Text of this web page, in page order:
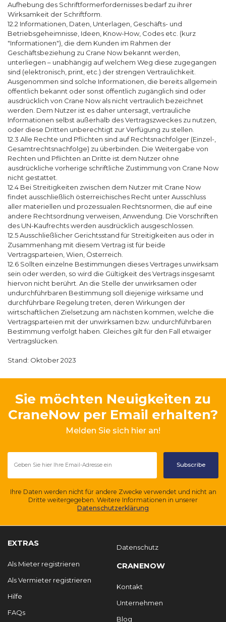
Aufhebung des Schriftformerfordernisses bedarf zu ihrer
Wirksamkeit der Schriftform.
12.2 Informationen, Daten, Unterlagen, Geschäfts- und
Betriebsgeheimnisse, Ideen, Know-How, Codes etc. (kurz
"Informationen"), die dem Kunden im Rahmen der
Geschäftsbeziehung zu Crane Now bekannt werden,
unterliegen – unabhängig auf welchem Weg diese zugegangen
sind (elektronisch, print, etc.) der strengen Vertraulichkeit.
Ausgenommen sind solche Informationen, die bereits allgemein
öffentlich bekannt oder sonst öffentlich zugänglich sind oder
ausdrücklich von Crane Now als nicht vertraulich bezeichnet
werden. Dem Nutzer ist es daher untersagt, vertrauliche
Informationen selbst außerhalb des Vertragszweckes zu nutzen,
oder diese Dritten unberechtigt zur Verfügung zu stellen.
12.3 Alle Rechte und Pflichten sind auf Rechtsnachfolger (Einzel-,
Gesamtrechtsnachfolge) zu überbinden. Die Weitergabe von
Rechten und Pflichten an Dritte ist dem Nutzer ohne
ausdrückliche vorherige schriftliche Zustimmung von Crane Now
nicht gestattet.
12.4 Bei Streitigkeiten zwischen dem Nutzer mit Crane Now
findet ausschließlich österreichisches Recht unter Ausschluss
aller materiellen und prozessualen Rechtsnormen, die auf eine
andere Rechtsordnung verweisen, Anwendung. Die Vorschriften
des UN-Kaufrechts werden ausdrücklich ausgeschlossen.
12.5 Ausschließlicher Gerichtsstand für Streitigkeiten aus oder in
Zusammenhang mit diesem Vertrag ist für beide
Vertragsparteien, Wien, Österreich.
12.6 Sollten einzelne Bestimmungen dieses Vertrages unwirksam
sein oder werden, so wird die Gültigkeit des Vertrags insgesamt
hiervon nicht berührt. An die Stelle der unwirksamen oder
undurchführbaren Bestimmung soll diejenige wirksame und
durchführbare Regelung treten, deren Wirkungen der
wirtschaftlichen Zielsetzung am nächsten kommen, welche die
Vertragsparteien mit der unwirksamen bzw. undurchführbaren
Bestimmung verfolgt haben. Gleiches gilt für den Fall etwaiger
Vertragslücken.
Stand: Oktober 2023
Sie möchten Neuigkeiten zu
CraneNow per Email erhalten?
Melden Sie sich hier an!
Ihre Daten werden nicht für andere Zwecke verwendet und nicht an
Dritte weitergegeben. Weitere Informationen in unserer
Datenschutzerklärung
EXTRAS
Als Mieter registrieren
Als Vermieter registrieren
Hilfe
FAQs
Datenschutz
CRANENOW
Kontakt
Unternehmen
Blog